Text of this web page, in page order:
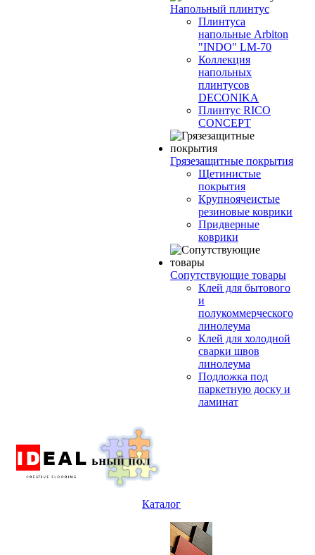
Напольный плинтус
Плинтуса
напольные Arbiton
"INDO" LM-70
Коллекция
напольных
плинтусов
DECONIKA
Плинтус RICO
CONCEPT
Грязезащитные покрытия
Щетинистые
покрытия
Крупноячеистые
резиновые коврики
Придверные
коврики
Сопутствующие товары
Клей для бытового
и
полукоммерческого
линолеума
Клей для холодной
сварки швов
линолеума
Подложка под
паркетную доску и
ламинат
Каталог